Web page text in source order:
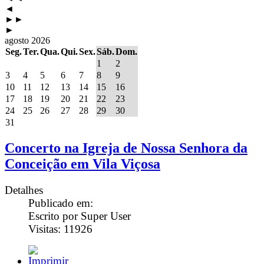
◄
►►
►
agosto 2026
Seg.Ter.Qua.Qui.Sex.Sáb.Dom.
1
2
3
4 5 6 7 8
9
10
11 12 13 14 15
16
17
18 19 20 21 22
23
24
25 26 27 28 29
30
31
Concerto na Igreja de Nossa Senhora da
Conceição em Vila Viçosa
Detalhes
Publicado em:
Escrito por Super User
Visitas: 11926